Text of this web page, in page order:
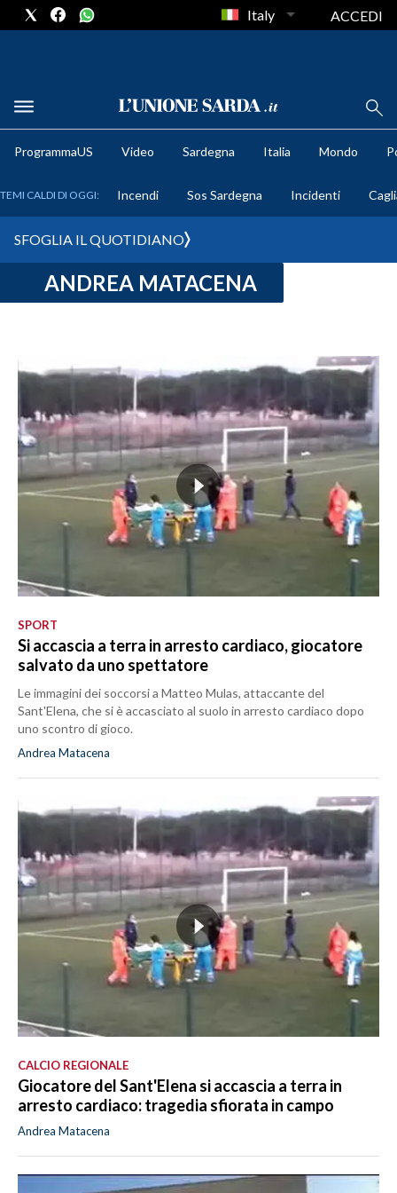
METEO
SULCIS IGLESIENTE
MEDIO CAMPIDANO
ORISTANO E PROVINCIA
SASSARI E PROVINCIA
GALLURA
NUORO E PROVINCIA
ITALIA
MONDO
POLITICA
ECONOMIA
LAVORO
SPORT IN SARDEGNA
SPORT
RISULTATI E CLASSIFICHE
BASKET
VOLLEY
MOTORI
Italy ACCEDI
ProgrammaUS Video Sardegna Italia Mondo
TEMI CALDI DI OGGI: Incendi Sos Sardegna Incidenti
SFOGLIA IL QUOTIDIANO
ANDREA MATACENA
SPORT
Si accascia a terra in arresto cardiaco, giocatore
salvato da uno spettatore
Le immagini dei soccorsi a Matteo Mulas, attaccante del
Sant'Elena, che si è accasciato al suolo in arresto cardiaco dopo
uno scontro di gioco.
Andrea Matacena
CALCIO REGIONALE
Giocatore del Sant'Elena si accascia a terra in
arresto cardiaco: tragedia sfiorata in campo
Andrea Matacena